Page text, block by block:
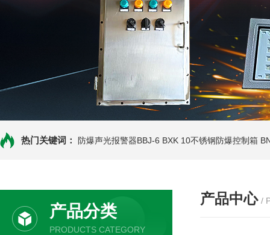
热门关键词： 防爆声光报警器BBJ-6 BXK 10不锈钢防爆控制箱
产品分类
PRODUCTS CATEGORY
产品中心 /